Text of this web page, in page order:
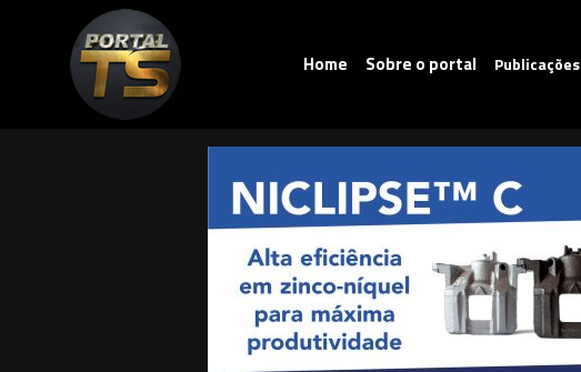
Home Sobre o portal Publicações